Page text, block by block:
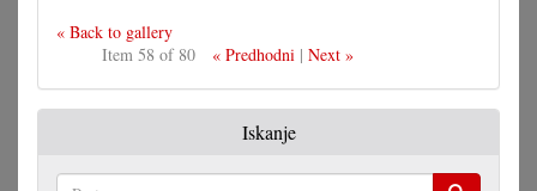
« Back to gallery
Item 58 of 80
« Predhodni| Next »
Iskanje